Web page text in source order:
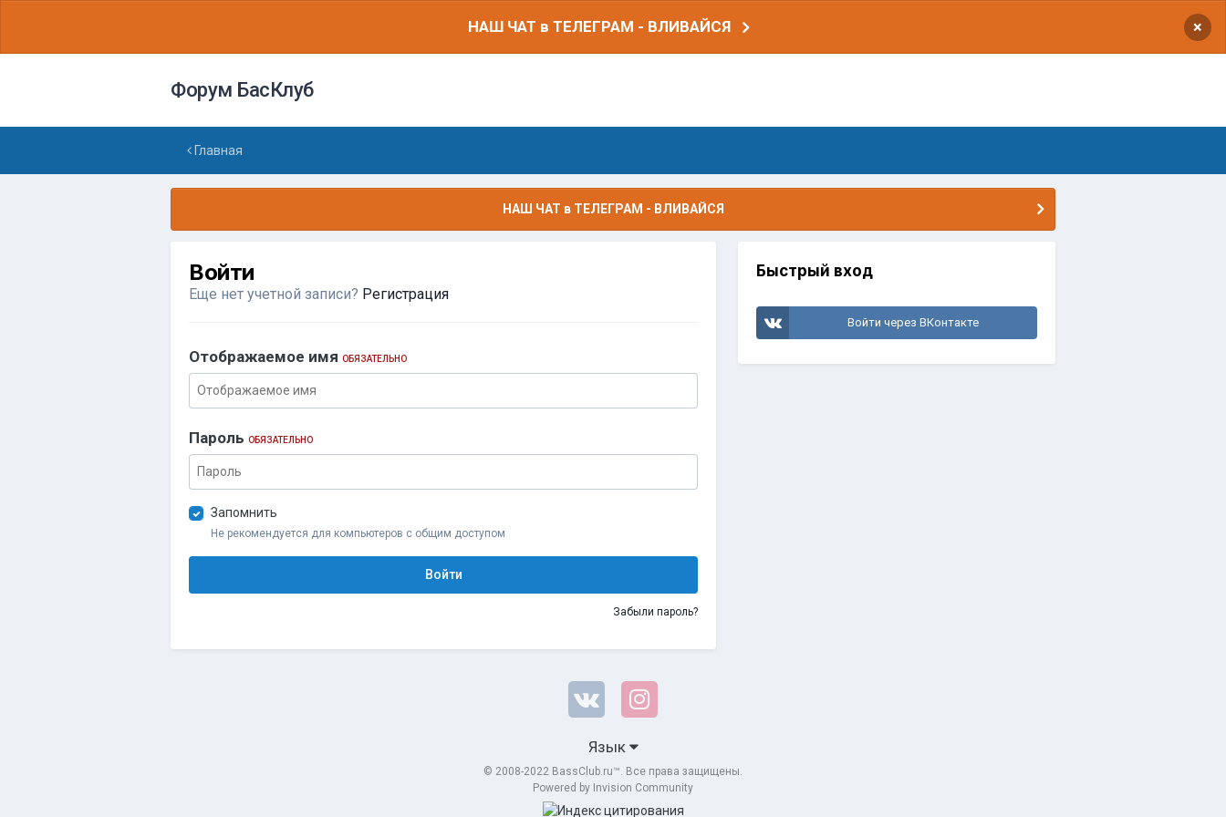
НАШ ЧАТ в ТЕЛЕГРАМ - ВЛИВАЙСЯ ×
Форум БасКлуб
Главная
НАШ ЧАТ в ТЕЛЕГРАМ - ВЛИВАЙСЯ
Войти
Еще нет учетной записи? Регистрация
Отображаемое имя ОБЯЗАТЕЛЬНО
Пароль ОБЯЗАТЕЛЬНО
Запомнить
Не рекомендуется для компьютеров с общим доступом
Войти
Забыли пароль?
Быстрый вход
Войти через ВКонтакте
Язык
© 2008-2022 BassClub.ru™. Все права защищены.
Powered by Invision Community